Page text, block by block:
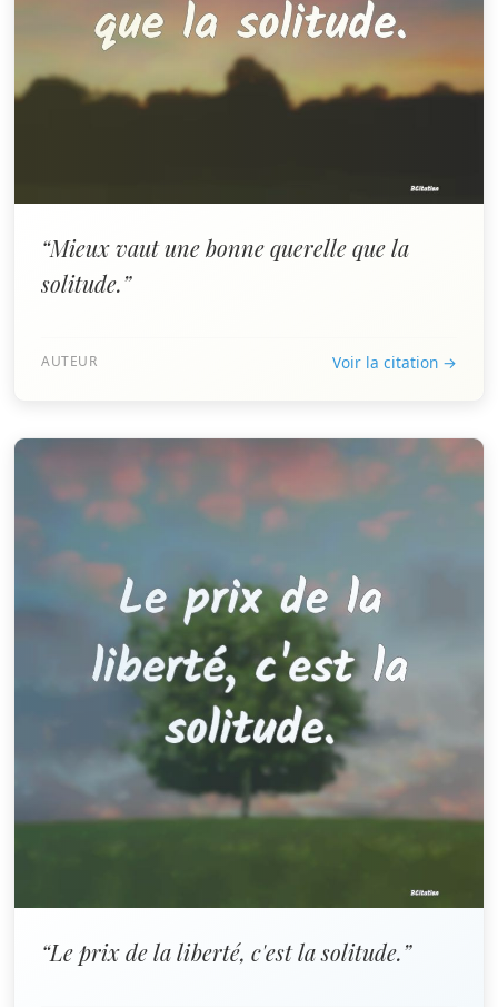
“Mieux vaut une bonne querelle que la
solitude.”
AUTEUR Voir la citation →
“Le prix de la liberté, c'est la solitude.”